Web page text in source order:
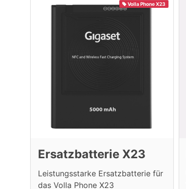
Volla Phone X23
Ersatzbatterie X23
Leistungsstarke Ersatzbatterie für
das Volla Phone X23